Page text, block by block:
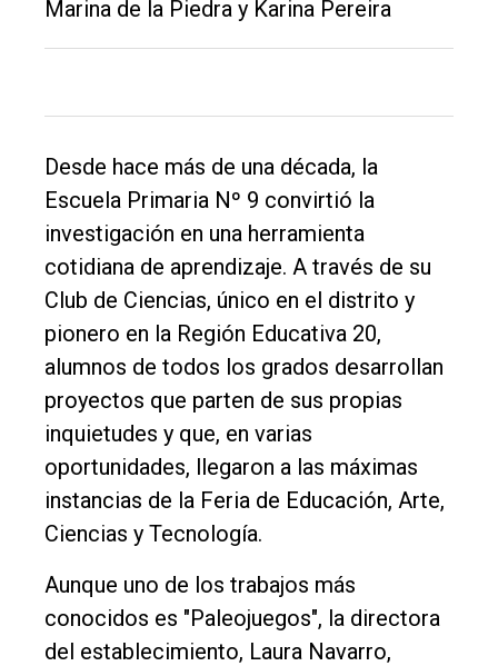
El
único
DIARIO
Balcarce
Inicio
Tendencia
Int.
General
Cultura
Entrevistas
Marina de la Piedra y Karina Pereira
Desde hace más de una década, la
Escuela Primaria Nº 9 convirtió la
investigación en una herramienta
cotidiana de aprendizaje. A través de su
Club de Ciencias, único en el distrito y
pionero en la Región Educativa 20,
alumnos de todos los grados desarrollan
proyectos que parten de sus propias
inquietudes y que, en varias
oportunidades, llegaron a las máximas
instancias de la Feria de Educación, Arte,
Ciencias y Tecnología.
Aunque uno de los trabajos más
conocidos es "Paleojuegos", la directora
del establecimiento, Laura Navarro,